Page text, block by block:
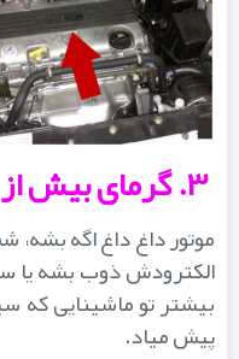
موتور داغ‌ داغ اگه بشه،
الکترودش ذوب بشه یا
بیشتر تو ماشینایی که
پیش میاد.